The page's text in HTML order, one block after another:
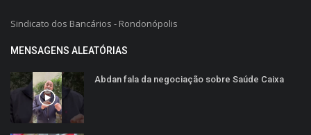
Sindicato dos Bancários - Rondonópolis
MENSAGENS ALEATÓRIAS
Abdan fala da negociação sobre Saúde Caixa